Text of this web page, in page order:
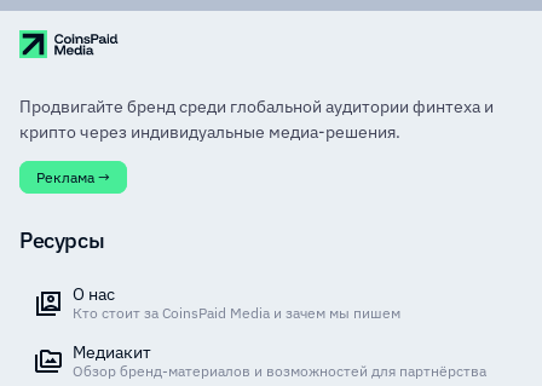
Продвигайте бренд среди глобальной аудитории финтеха и
крипто через индивидуальные медиа-решения.
Реклама →
Ресурсы
О нас
Кто стоит за CoinsPaid Media и зачем мы пишем
Медиакит
Обзор бренд-материалов и возможностей для партнёрства